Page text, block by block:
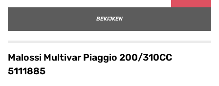
BEKIJKEN
Malossi Multivar Piaggio 200/310CC
5111885